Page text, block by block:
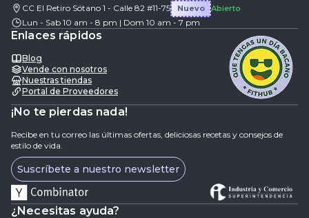
CC El Retiro Sótano 1 - Calle 82 #11-75
Nuevo Abierto
Lun - Sab 10 am - 8 pm | Dom 10 am - 7 pm
Enlaces rápidos
Blog
Vende con nosotros
Nuestras tiendas
Portal de Proveedores
¡No te pierdas nada!
Recibe en tu correo las últimas ofertas, deliciosas recetas y consejos de
estilo de vida.
Suscríbete a nuestro newsletter
¿Necesitas ayuda?